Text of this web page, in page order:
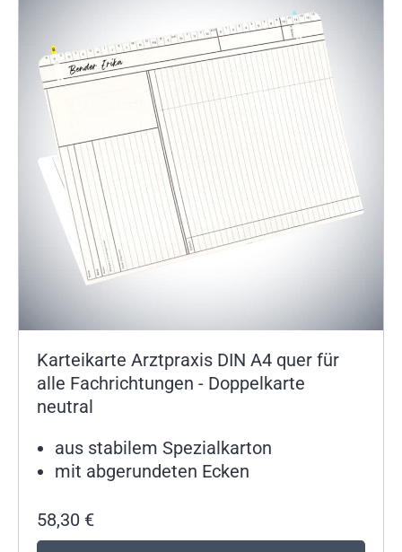
Karteikarte Arztpraxis DIN A4 quer für
alle Fachrichtungen - Doppelkarte
neutral
aus stabilem Spezialkarton
mit abgerundeten Ecken
58,30 €